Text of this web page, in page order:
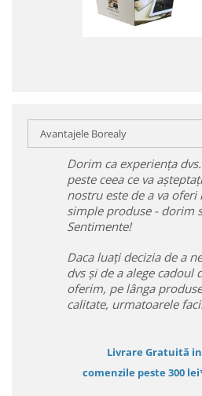
Avantajele Borealy
Dorim ca experiența
peste ceea ce va
nostru este de a va
simple produse - dorim
Sentimente!
Daca luați decizia de a
dvs și de a alege cadoul
oferim, pe lânga
calitate, urmatoarele
Livrare Gratuită
comenzile peste 300